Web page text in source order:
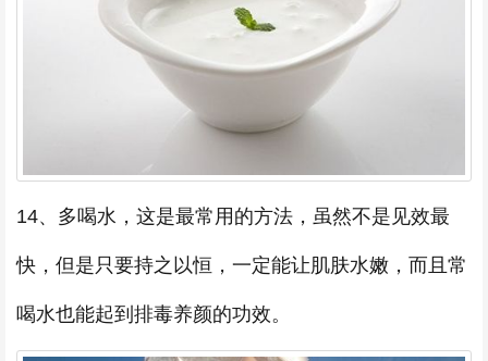
14、多喝水，这是最常用的方法，虽然不是见效最
快，但是只要持之以恒，一定能让肌肤水嫩，而且常
喝水也能起到排毒养颜的功效。